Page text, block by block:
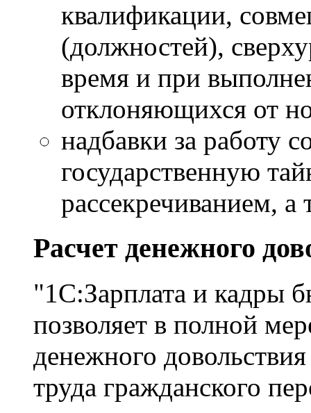
квалификации,
(должностей),
время и при
отклоняющихся от
надбавки за работу
государственную
рассекречиванием,
Расчет денежного
"1С:Зарплата и кадры
позволяет в полной
денежного
труда гражданского